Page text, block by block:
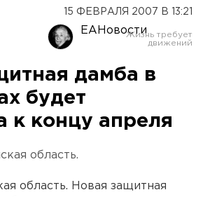
15 ФЕВРАЛЯ 2007 В 13:21
ЕАНовости
дамба в
будет
к концу апреля
область.
область. Новая защитная